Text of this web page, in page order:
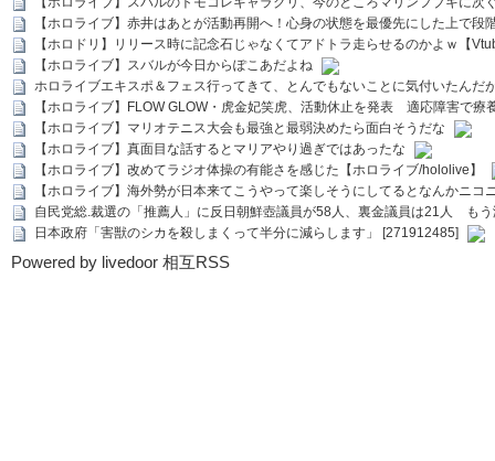
【ホロライブ】赤井はあとが活動再開へ！心身の状態を最優先にした上で段
【ホロドリ】リリース時に記念石じゃなくてアドトラ走らせるのかよｗ【
【ホロライブ】スバルが今日からぽこあだよね
ホロライブエキスポ＆フェス行ってきて、とんでもないことに気付いたんだ
【ホロライブ】FLOW GLOW・虎金妃笑虎、活動休止を発表 適応障害で療
【ホロライブ】マリオテニス大会も最強と最弱決めたら面白そうだな
【ホロライブ】真面目な話するとマリアやり過ぎではあったな
【ホロライブ】改めてラジオ体操の有能さを感じた【ホロライブ/hololive】
【ホロライブ】海外勢が日本来てこうやって楽しそうにしてるとなんかニコ
自民党総.裁選の「推薦人」に反日朝鮮壺議員が58人、裏金議員は21人 も
日本政府「害獣のシカを殺しまくって半分に減らします」 [271912485]
Powered by livedoor 相互RSS